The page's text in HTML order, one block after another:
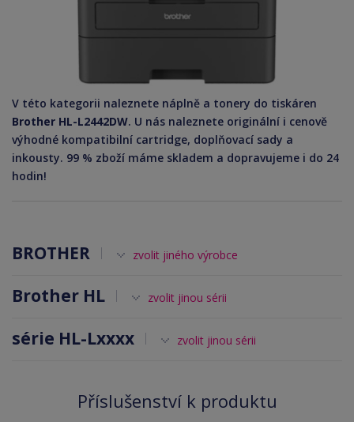
V této kategorii naleznete náplně a tonery do tiskáren
Brother HL-L2442DW. U nás naleznete originální i cenově
výhodné kompatibilní cartridge, doplňovací sady a
inkousty. 99 % zboží máme skladem a dopravujeme i do 24
hodin!
BROTHER zvolit jiného výrobce
Brother HL zvolit jinou sérii
série HL-Lxxxx zvolit jinou sérii
Příslušenství k produktu